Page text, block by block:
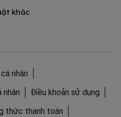
khác
nhân
nhân
Điều khoản sử dụng
thức thanh toán